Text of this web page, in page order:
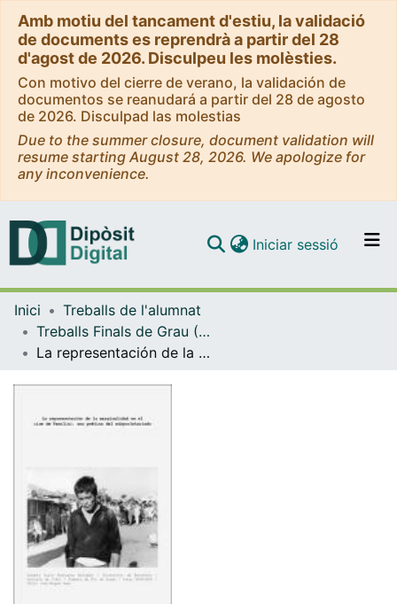
Amb motiu del tancament d'estiu, la validació
de documents es reprendrà a partir del 28
d'agost de 2026. Disculpeu les molèsties.
Con motivo del cierre de verano, la validación de
documentos se reanudará a partir del 28 de agosto
de 2026. Disculpad las molestias
Due to the summer closure, document validation will
resume starting August 28, 2026. We apologize for
any inconvenience.
Navega per tot el DD
Iniciar sessió (current)
Inici
Treballs de l'alumnat
Treballs Finals de Grau (TFG) - Història de l'Art
La representación de la marginalidad en el cine de Pasolini: una poética del subproletariado